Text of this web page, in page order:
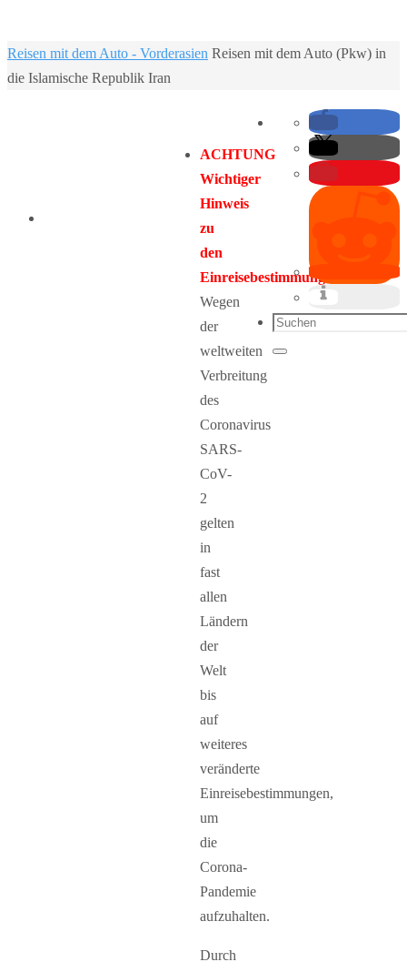
Home
Reisen mit dem Auto - Vorderasien Reisen mit dem Auto (Pkw) in
die Islamische Republik Iran
ACHTUNG
Wichtiger
Hinweis
zu
den
Einreisebestimmungen:
Wegen
der
weltweiten
Verbreitung
des
Coronavirus
SARS-
CoV-
2
gelten
in
fast
allen
Ländern
der
Welt
bis
auf
weiteres
veränderte
Einreisebestimmungen,
um
die
Corona-
Pandemie
aufzuhalten.
Durch
Suchen
nach:
Suchen